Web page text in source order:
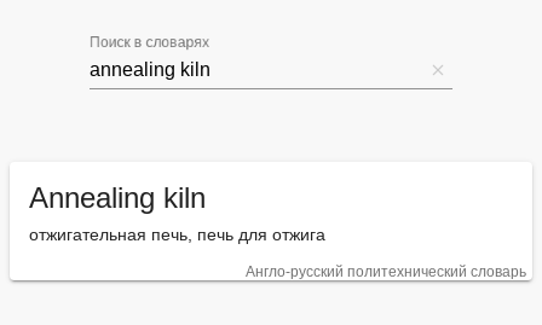
Поиск в словарях
Annealing kiln
отжигательная печь, печь для отжига
Англо-русский политехнический словарь